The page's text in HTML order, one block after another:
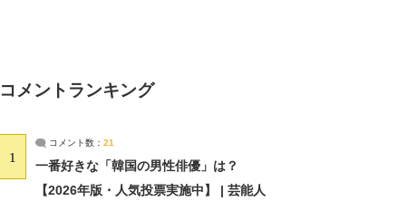
コメントランキング
1
コメント数： 21
一番好きな「韓国の男性俳優」は？
【2026年版・人気投票実施中】 | 芸能人